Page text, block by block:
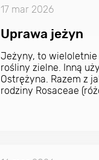
17 mar 2026
Uprawa jeżyn
Jeżyny, to
rośliny zielne. Inną
Ostrężyna. Razem z
rodziny Rosaceae